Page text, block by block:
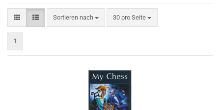
Sortieren nach
Sortieren nach 30 pro Seite
pro Seite
1